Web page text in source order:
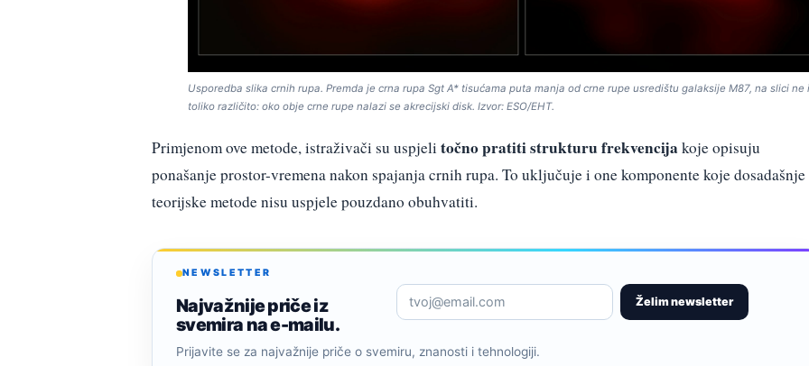
Usporedba slika crnih rupa. Premda je crna rupa Sgt A* tisućama puta manja od crne rupe usredištu galaksije M87, na slici ne
toliko različito: oko obje crne rupe nalazi se akrecijski disk. Izvor: ESO/EHT.
Primjenom ove metode, istraživači su uspjeli točno pratiti strukturu frekvencija koje opisuju
ponašanje prostor-vremena nakon spajanja crnih rupa. To uključuje i one komponente koje dosadašnje
teorijske metode nisu uspjele pouzdano obuhvatiti.
NEWSLETTER
Najvažnije priče iz
svemira na e-mailu.
Želim newsletter
Prijavite se za najvažnije priče o svemiru, znanosti i tehnologiji.